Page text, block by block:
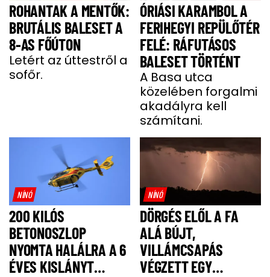
ROHANTAK A MENTŐK:
BRUTÁLIS BALESET A
8-AS FŐÚTON
Letért az úttestről a
sofőr.
ÓRIÁSI KARAMBOL A
FERIHEGYI REPÜLŐTÉR
FELÉ: RÁFUTÁSOS
BALESET TÖRTÉNT
A Basa utca
közelében forgalmi
akadályra kell
számítani.
NÍNÓ
200 KILÓS
BETONOSZLOP
NYOMTA HALÁLRA A 6
ÉVES KISLÁNYT
NÍNÓ
DÖRGÉS ELŐL A FA
ALÁ BÚJT,
VILLÁMCSAPÁS
VÉGZETT EGY